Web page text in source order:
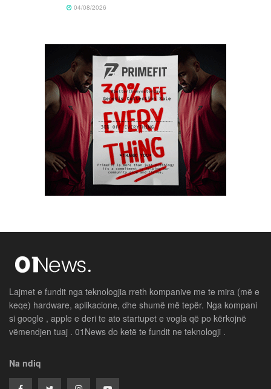
04/08/2026
Lajmet e fundit nga teknologjia rreth kompanive me te mira (më e
keqe) hardware, aplikacione, dhe shumë më tepër. Nga kompani
si google , apple e deri te ato startupet e vogla që po kërkojnë
vëmendjen tuaj . 01News do ketë te fundit ne teknologji .
Na ndiq